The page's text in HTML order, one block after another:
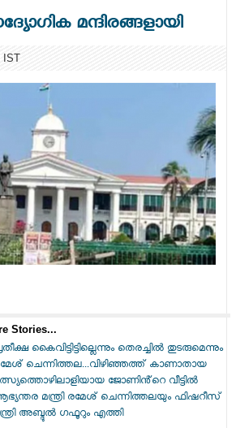
മന്ദിരങ്ങളായി
IST
Stories...
കൈവിട്ടിട്ടില്ലെന്നും തെരച്ചിൽ തുടരുമെന്നും
ചെന്നിത്തല...വിഴി‍ഞ്ഞത്ത് കാണാതായ
ജോണിൻ്റെ വീട്ടിൽ
മന്ത്രി രമേശ് ചെന്നിത്തലയും ഫിഷറീസ്
അബ്ദുൽ ഗഫൂറും എത്തി